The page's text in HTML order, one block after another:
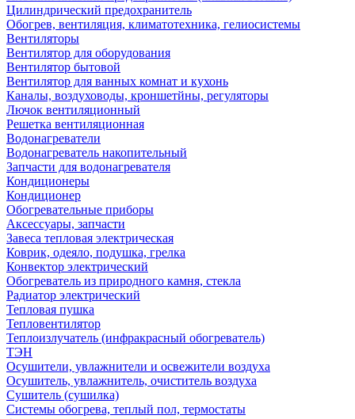
Цилиндрический предохранитель
Обогрев, вентиляция, климатотехника, гелиосистемы
Вентиляторы
Вентилятор для оборудования
Вентилятор бытовой
Вентилятор для ванных комнат и кухонь
Каналы, воздуховоды, кроншетйны, регуляторы
Лючок вентиляционный
Решетка вентиляционная
Водонагреватели
Водонагреватель накопительный
Запчасти для водонагревателя
Кондиционеры
Кондиционер
Обогревательные приборы
Аксессуары, запчасти
Завеса тепловая электрическая
Коврик, одеяло, подушка, грелка
Конвектор электрический
Обогреватель из природного камня, стекла
Радиатор электрический
Тепловая пушка
Тепловентилятор
Теплоизлучатель (инфракрасный обогреватель)
ТЭН
Осушители, увлажнители и освежители воздуха
Осушитель, увлажнитель, очиститель воздуха
Сушитель (сушилка)
Системы обогрева, теплый пол, термостаты